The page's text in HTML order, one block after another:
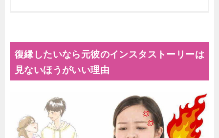
復縁したいなら元彼のインスタストーリーは
見ないほうがいい理由